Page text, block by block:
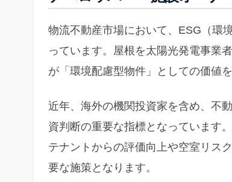
物流不動産市場において、ESG（環
っています。屋根を太陽光発電事業
が「環境配慮型物件」としての価値を
近年、海外の機関投資家を含め、不
資判断の重要な指標となっています
テナントからの評価向上や空室リス
要な施策となります。